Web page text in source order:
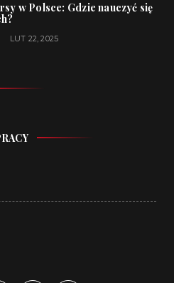
w Polsce: Gdzie nauczyć się
LUT 22, 2025